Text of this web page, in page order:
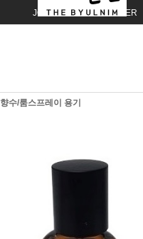
JOIN ORDER
향수/룸스프레이 용기